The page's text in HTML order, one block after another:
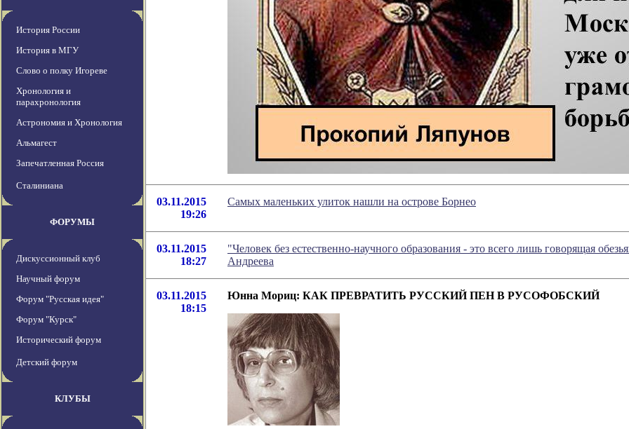
История России
История в МГУ
Слово о полку Игореве
Хронология и
парахронология
Астрономия и Хронология
Альмагест
Запечатленная Россия
Сталиниана
ФОРУМЫ
Дискуссионный клуб
Научный форум
Форум "Русская идея"
Форум "Курск"
Исторический форум
Детский форум
КЛУБЫ
03.11.2015
19:26
Самых маленьких улиток нашли на острове Борнео
03.11.2015
18:27
"Человек без естественно-научного образования - это всего лишь говорящая
Андреева
03.11.2015
18:15
Юнна Мориц: КАК ПРЕВРАТИТЬ РУССКИЙ ПЕН В РУСОФОБСКИЙ